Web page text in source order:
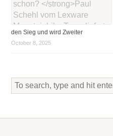
den Sieg und wird Zweiter
October 8, 2025